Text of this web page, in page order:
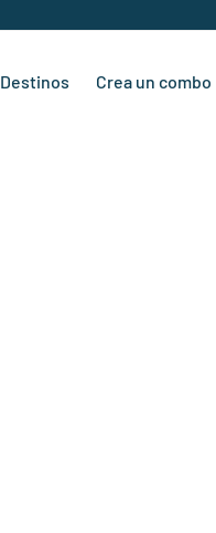
Destinos Crea un combo